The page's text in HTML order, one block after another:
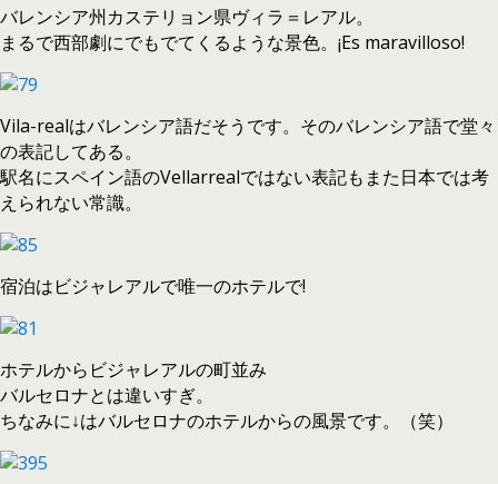
バレンシア州カステリョン県ヴィラ＝レアル。
まるで西部劇にでもでてくるような景色。¡Es maravilloso!
Vila-realはバレンシア語だそうです。そのバレンシア語で堂々
の表記してある。
駅名にスペイン語のVellarrealではない表記もまた日本では考
えられない常識。
宿泊はビジャレアルで唯一のホテルで!
ホテルからビジャレアルの町並み
バルセロナとは違いすぎ。
ちなみに↓はバルセロナのホテルからの風景です。（笑）